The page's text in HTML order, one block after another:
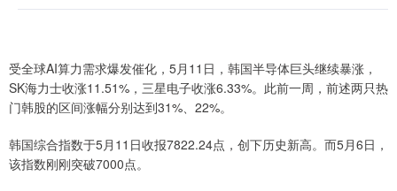
受全球AI算力需求爆发催化，5月11日，韩国半导体巨头继续暴涨，
SK海力士收涨11.51%，三星电子收涨6.33%。此前一周，前述两只热
门韩股的区间涨幅分别达到31%、22%。
韩国综合指数于5月11日收报7822.24点，创下历史新高。而5月6日，
该指数刚刚突破7000点。